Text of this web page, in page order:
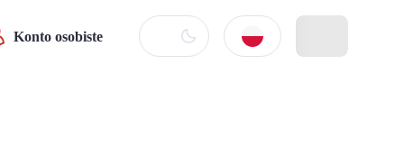
Konto osobiste